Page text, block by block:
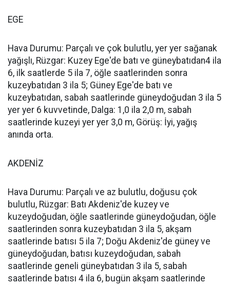
EGE
Hava Durumu: Parçalı ve çok bulutlu, yer yer sağanak
yağışlı, Rüzgar: Kuzey Ege'de batı ve güneybatıdan4 ila
6, ilk saatlerde 5 ila 7, öğle saatlerinden sonra
kuzeybatıdan 3 ila 5; Güney Ege'de batı ve
kuzeybatıdan, sabah saatlerinde güneydoğudan 3 ila 5
yer yer 6 kuvvetinde, Dalga: 1,0 ila 2,0 m, sabah
saatlerinde kuzeyi yer yer 3,0 m, Görüş: İyi, yağış
anında orta.
AKDENİZ
Hava Durumu: Parçalı ve az bulutlu, doğusu çok
bulutlu, Rüzgar: Batı Akdeniz'de kuzey ve
kuzeydoğudan, öğle saatlerinde güneydoğudan, öğle
saatlerinden sonra kuzeybatıdan 3 ila 5, akşam
saatlerinde batısı 5 ila 7; Doğu Akdeniz'de güney ve
güneydoğudan, batısı kuzeydoğudan, sabah
saatlerinde geneli güneybatıdan 3 ila 5, sabah
saatlerinde batısı 4 ila 6, bugün akşam saatlerinde